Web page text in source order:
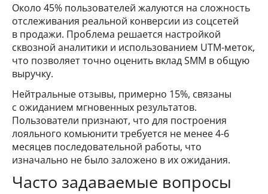
Около 45% пользователей жалуются на сложность
отслеживания реальной конверсии из соцсетей
в продажи. Проблема решается настройкой
сквозной аналитики и использованием UTM-меток,
что позволяет точно оценить вклад SMM в общую
выручку.
Нейтральные отзывы, примерно 15%, связаны
с ожиданием мгновенных результатов.
Пользователи признают, что для построения
лояльного комьюнити требуется не менее 4-6
месяцев последовательной работы, что
изначально не было заложено в их ожидания.
Часто задаваемые вопросы